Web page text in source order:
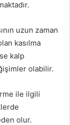
uzun zaman
kasılma
kalp
olabilir.
ile ilgili
olur.